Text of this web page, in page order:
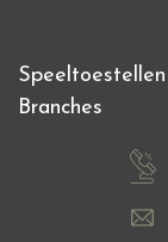
Speeltoestellen
Branches